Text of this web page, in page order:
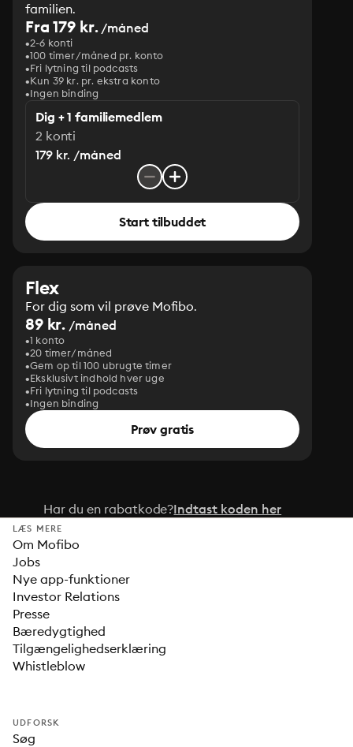
familien.
Fra 179 kr./måned
2-6 konti
100 timer/måned pr. konto
Fri lytning til podcasts
Kun 39 kr. pr. ekstra konto
Ingen binding
Dig + 1 familiemedlem
2 konti
179 kr. /måned
Start tilbuddet
Flex
For dig som vil prøve Mofibo.
89 kr. /måned
1 konto
20 timer/måned
Gem op til 100 ubrugte timer
Eksklusivt indhold hver uge
Fri lytning til podcasts
Ingen binding
Prøv gratis
Har du en rabatkode?Indtast koden her
LÆS MERE
Om Mofibo
Jobs
Nye app-funktioner
Investor Relations
Presse
Bæredygtighed
Tilgængelighedserklæring
Whistleblow
UDFORSK
Søg